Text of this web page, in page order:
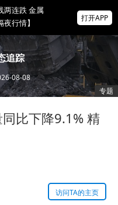
两连跌 金属
行情】
咖云集 共
打开APP
追踪
08-08
专题
比下降9.1% 精
访问TA的主页